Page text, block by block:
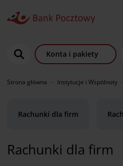
Konta i pakiety
Strona główna Instytucje i Wspólnoty
Rachunki dla firm
Rachunki dla firm